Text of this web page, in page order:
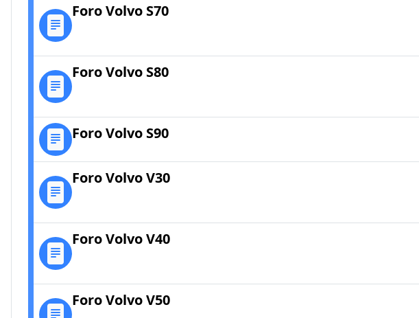
Foro Volvo S70
Foro Volvo S80
Foro Volvo S90
Foro Volvo V30
Foro Volvo V40
Foro Volvo V50